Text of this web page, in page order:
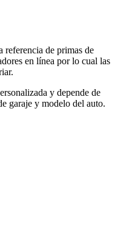
referencia de primas de
en línea por lo cual las
y depende de
garaje y modelo del auto.